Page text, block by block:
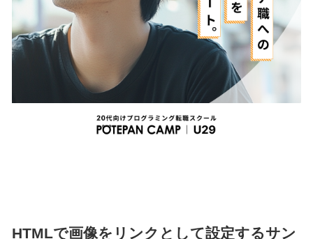
HTMLで画像をリンクとして設定するサン